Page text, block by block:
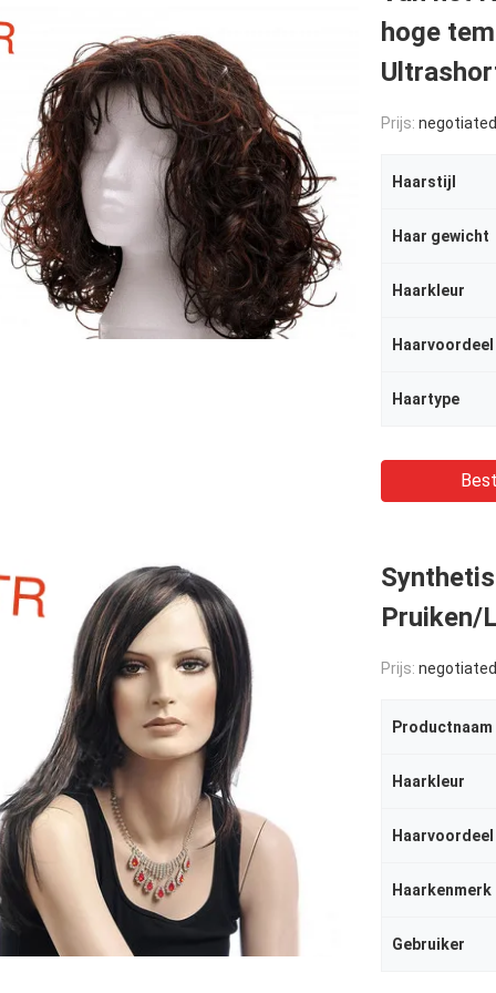
hoge
Prijs: negotiated
Haarstijl
Haar gewicht
Haarkleur
Haarvoordeel
Haartype
Pruiken/
Prijs: negotiated
Productnaam
Haarkleur
Haarvoordeel
Haarkenmerk
Gebruiker